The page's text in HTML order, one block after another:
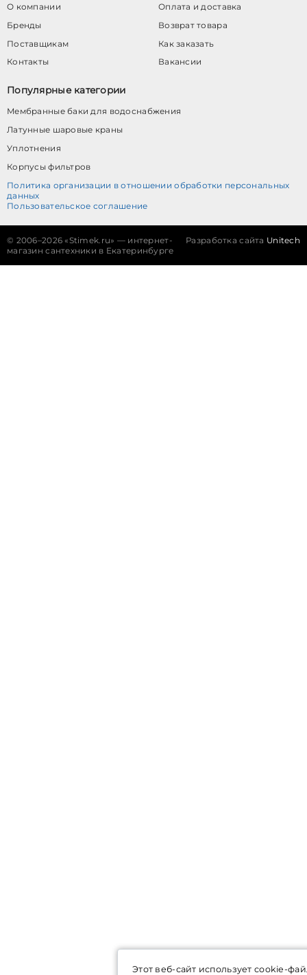
О компании
Бренды
Поставщикам
Контакты
Оплата и доставка
Возврат товара
Как заказать
Вакансии
Популярные категории
Мембранные баки для водоснабжения
Латунные шаровые краны
Уплотнения
Корпусы фильтров
Политика организации в отношении обработки персональных
данных
Пользовательское соглашение
© 2006–2026 «Stimek.ru» — интернет-
магазин сантехники в Екатеринбурге
Разработка сайта Unitech
Этот веб-сайт использует cookie-